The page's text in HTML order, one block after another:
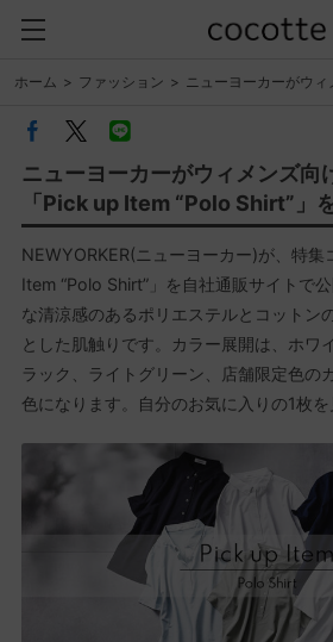
ホーム ファッション ニューヨーカーがウィ
ニューヨーカーがウィメンズ向
「Pick up Item “Polo Shirt”」
NEWYORKER(ニューヨーカー)が、特
Item “Polo Shirt”」を自社通販サイトで
な清涼感のあるポリエステルとコットン
とした肌触りです。カラー展開は、ホワ
ラック、ライトグリーン、店舗限定色の
色になります。自分のお気に入りの1枚